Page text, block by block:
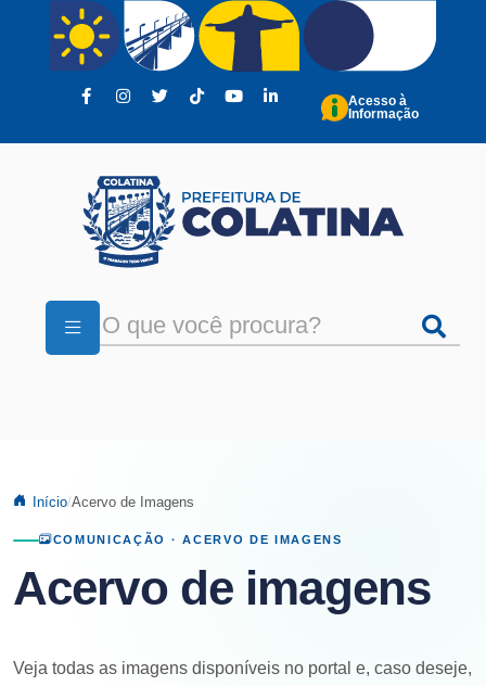
Pular para o conteúdo principal
Acesso à
Informação
Início Acervo de Imagens
COMUNICAÇÃO · ACERVO DE IMAGENS
Acervo de imagens
Veja todas as imagens disponíveis no portal e, caso deseje,